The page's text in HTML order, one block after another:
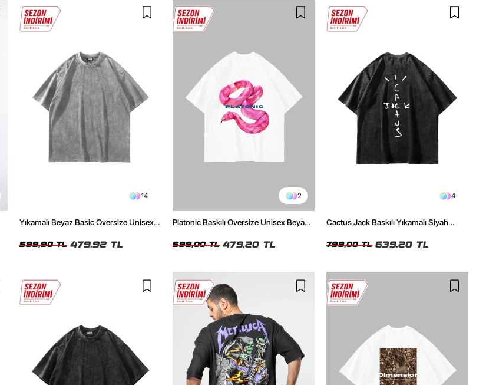
14
Yıkamalı Beyaz Basic Oversize Unisex
599,90 TL 479,92 TL
2
Platonic Baskılı Oversize Unisex Beyaz
599,00 TL 479,20 TL
4
Cactus Jack Baskılı Yıkamalı Siyah
799,00 TL 639,20 TL